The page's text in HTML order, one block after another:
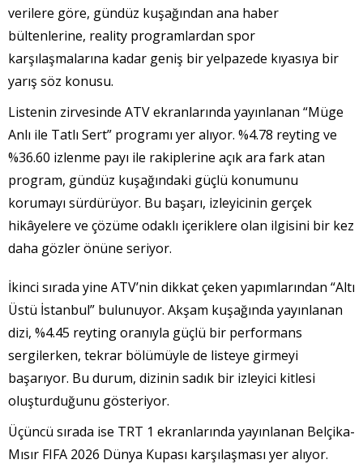
verilere göre, gündüz kuşağından ana haber
bültenlerine, reality programlardan spor
karşılaşmalarına kadar geniş bir yelpazede kıyasıya bir
yarış söz konusu.
Listenin zirvesinde ATV ekranlarında yayınlanan “Müge
Anlı ile Tatlı Sert” programı yer alıyor. %4.78 reyting ve
%36.60 izlenme payı ile rakiplerine açık ara fark atan
program, gündüz kuşağındaki güçlü konumunu
korumayı sürdürüyor. Bu başarı, izleyicinin gerçek
hikâyelere ve çözüme odaklı içeriklere olan ilgisini bir kez
daha gözler önüne seriyor.
İkinci sırada yine ATV’nin dikkat çeken yapımlarından “Altı
Üstü İstanbul” bulunuyor. Akşam kuşağında yayınlanan
dizi, %4.45 reyting oranıyla güçlü bir performans
sergilerken, tekrar bölümüyle de listeye girmeyi
başarıyor. Bu durum, dizinin sadık bir izleyici kitlesi
oluşturduğunu gösteriyor.
Üçüncü sırada ise TRT 1 ekranlarında yayınlanan Belçika-
Mısır FIFA 2026 Dünya Kupası karşılaşması yer alıyor.